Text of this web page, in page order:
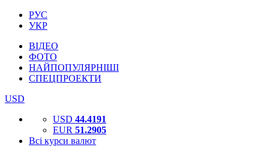
РУС
УКР
ВІДЕО
ФОТО
НАЙПОПУЛЯРНІШІ
СПЕЦПРОЕКТИ
USD
USD 44.4191
EUR 51.2905
Всі курси валют